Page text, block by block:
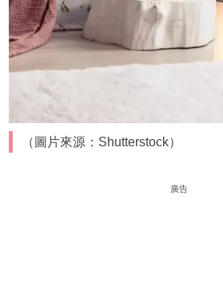
（圖片來源：Shutterstock）
廣告